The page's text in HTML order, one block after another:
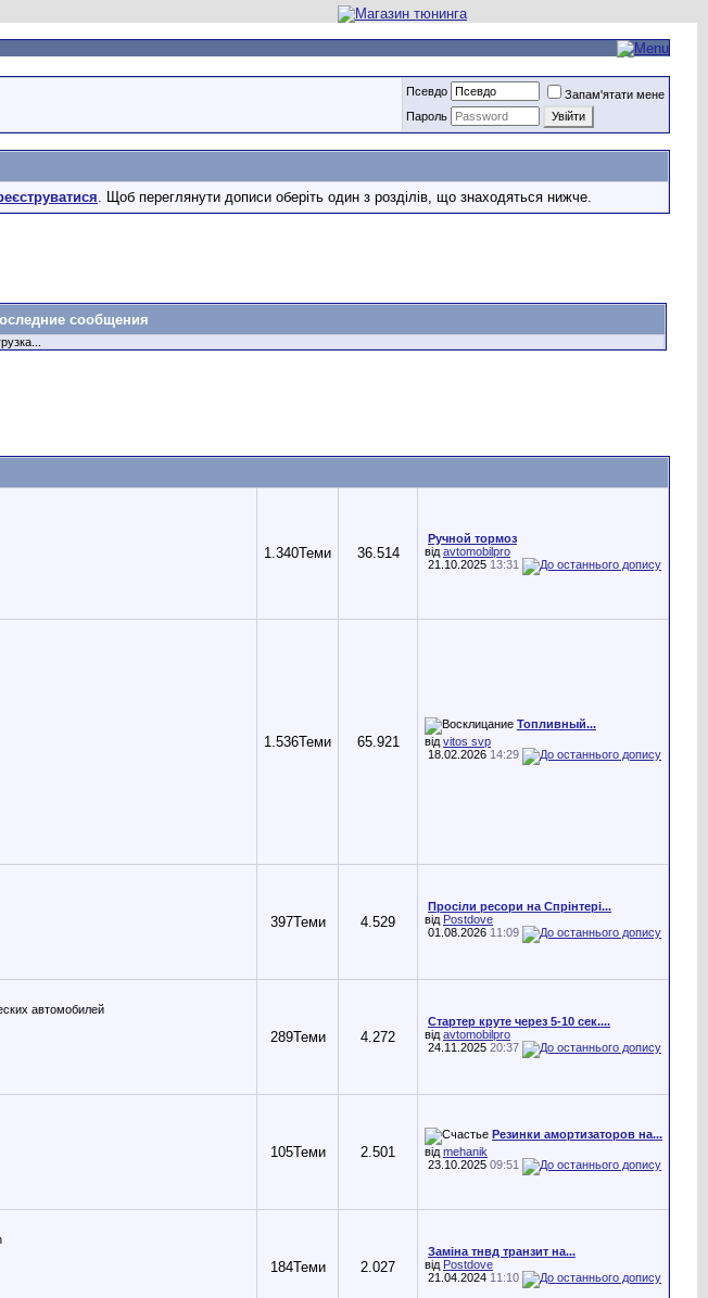
Псевдо
Запам'ятати мене
Пароль
. Щоб переглянути дописи оберіть один з розділів, що знаходяться нижче.
сообщения
1.340Теми 36.514
Ручной тормоз
від avtomobilpro
21.10.2025 13:31
1.536Теми 65.921
Топливный...
від vitos svp
18.02.2026 14:29
397Теми 4.529
Просіли ресори на Спрінтері...
від Postdove
01.08.2026 11:09
автомобилей
289Теми 4.272
Стартер круте через 5-10 сек....
від avtomobilpro
24.11.2025 20:37
105Теми 2.501
Резинки амортизаторов на...
від mehanik
23.10.2025 09:51
184Теми 2.027
Заміна тнвд транзит на...
від Postdove
21.04.2024 11:10